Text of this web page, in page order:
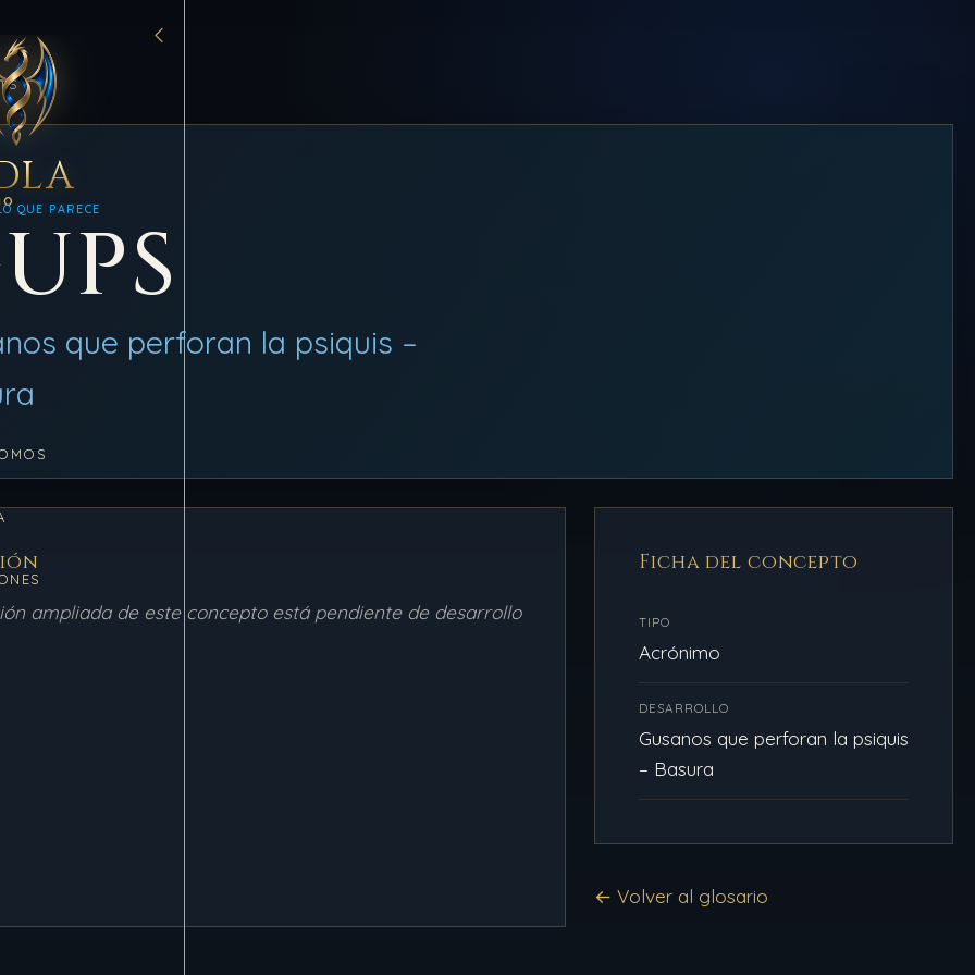
QUE PARECE
que perforan la psiquis –
ampliada de este concepto está pendiente de desarrollo
Ficha del concepto
TIPO
Acrónimo
DESARROLLO
Gusanos que perforan la psiquis
– Basura
← Volver al glosario